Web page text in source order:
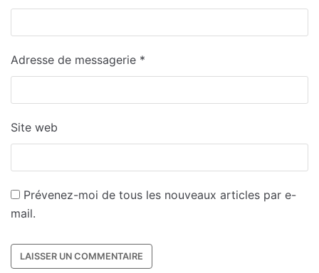
Adresse de messagerie *
Site web
Prévenez-moi de tous les nouveaux articles par e-
mail.